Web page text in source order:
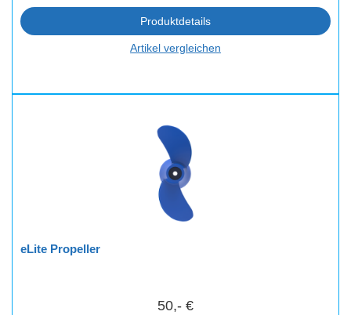
Produktdetails
Artikel vergleichen
eLite Propeller
50,- €